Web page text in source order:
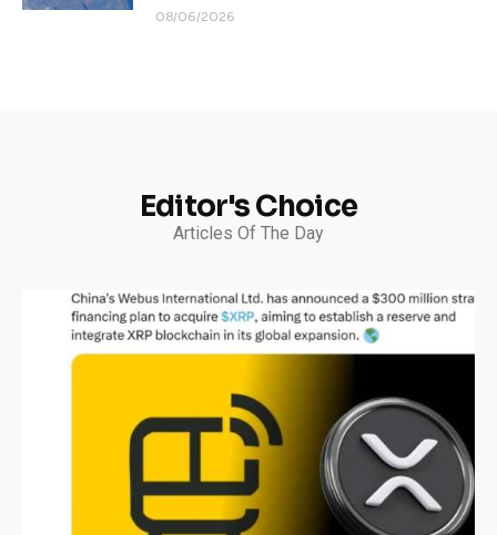
08/06/2026
Editor's Choice
Articles Of The Day